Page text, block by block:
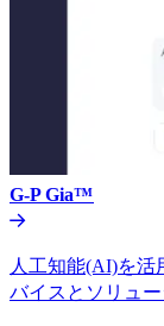
G-P Gia™​​
人工知能(AI)を活
バイスとソリュー